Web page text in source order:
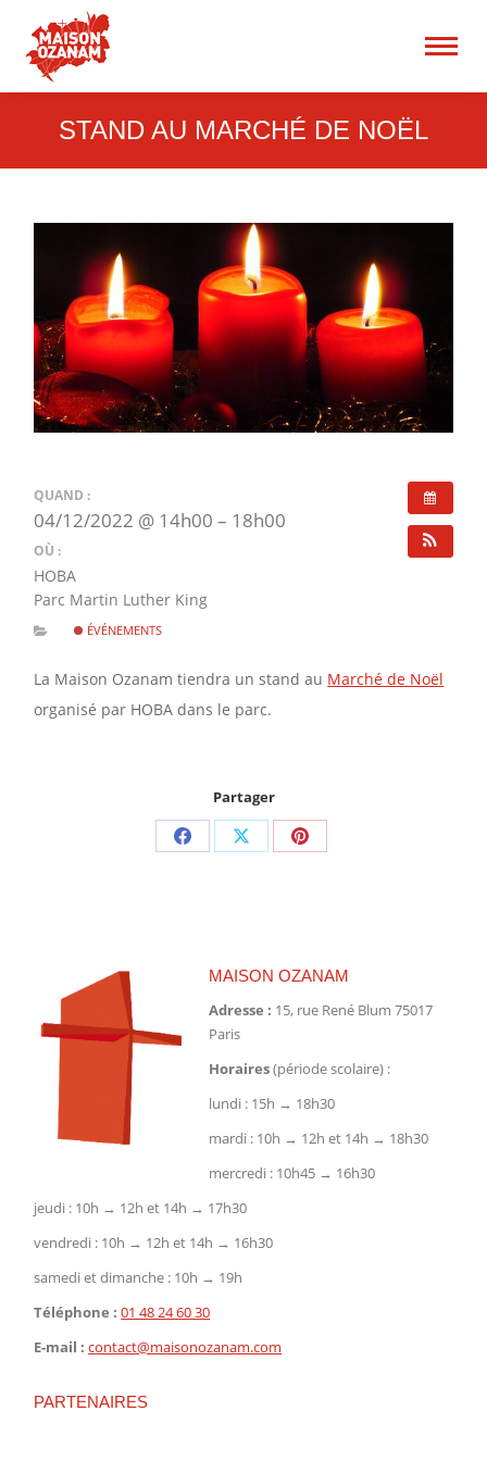
STAND AU MARCHÉ DE NOËL
QUAND :
04/12/2022 @ 14h00 – 18h00
OÙ :
HOBA
Parc Martin Luther King
ÉVÉNEMENTS
La Maison Ozanam tiendra un stand au Marché de Noël
organisé par HOBA dans le parc.
Partager
PartagerPartagerPartager
MAISON OZANAM
Adresse : 15, rue René Blum 75017
Paris
Horaires(période scolaire) :
lundi : 15h → 18h30
mardi : 10h → 12h et 14h → 18h30
mercredi : 10h45 → 16h30
jeudi : 10h → 12h et 14h → 17h30
vendredi : 10h → 12h et 14h → 16h30
samedi et dimanche : 10h → 19h
Téléphone : 01 48 24 60 30
E-mail : contact@maisonozanam.com
PARTENAIRES